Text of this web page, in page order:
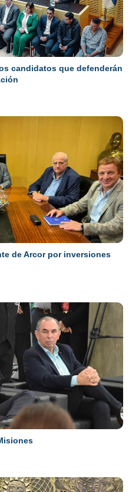
candidatos que defenderán
de Arcor por inversiones